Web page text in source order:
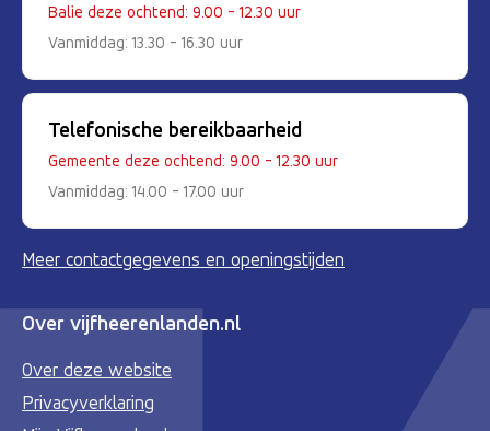
Balie deze ochtend: 9.00 - 12.30 uur
Vanmiddag: 13.30 - 16.30 uur
Telefonische bereikbaarheid
Gemeente deze ochtend: 9.00 - 12.30 uur
Vanmiddag: 14.00 - 17.00 uur
Meer contactgegevens en openingstijden
Over vijfheerenlanden.nl
Over deze website
Privacyverklaring